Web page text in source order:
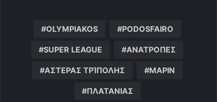
OLYMPIAKOS PODOSFAIRO
SUPER LEAGUE ΑΝΑΤΡΟΠΕΣ
ΑΣΤΕΡΑΣ ΤΡΊΠΟΛΗΣ ΜΑΡΙΝ
ΠΛΑΤΑΝΙΑΣ